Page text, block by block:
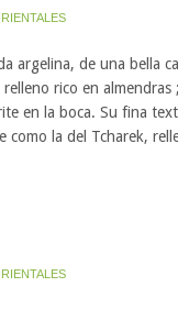
argelina, de una bella
rico en
en la boca. Su fina
como la del Tcharek,